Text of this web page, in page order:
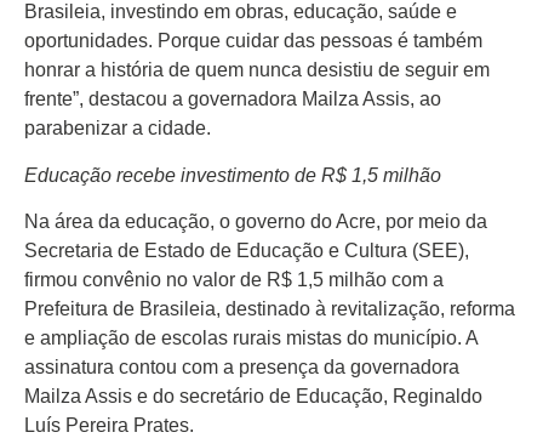
Brasileia, investindo em obras, educação, saúde e
oportunidades. Porque cuidar das pessoas é também
honrar a história de quem nunca desistiu de seguir em
frente”, destacou a governadora Mailza Assis, ao
parabenizar a cidade.
Educação recebe investimento de R$ 1,5 milhão
Na área da educação, o governo do Acre, por meio da
Secretaria de Estado de Educação e Cultura (SEE),
firmou convênio no valor de R$ 1,5 milhão com a
Prefeitura de Brasileia, destinado à revitalização, reforma
e ampliação de escolas rurais mistas do município. A
assinatura contou com a presença da governadora
Mailza Assis e do secretário de Educação, Reginaldo
Luís Pereira Prates.